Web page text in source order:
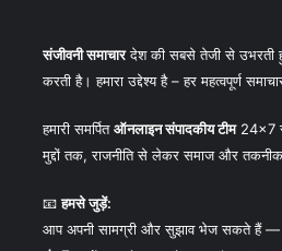
संजीवनी समाचारदेश की सबसे तेजी से उभरती हुई
करती है। हमारा उद्देश्य है – हर महत्वपूर्ण
हमारी समर्पितऑनलाइन संपादकीय टीम24×7
मुद्दों तक, राजनीति से लेकर समाज और
📧हमसे जुड़ें:
आप अपनी सामग्री और सुझाव भेज सकते हैं —